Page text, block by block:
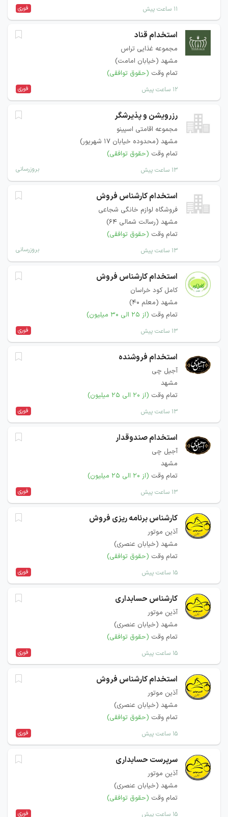
۱۱ ساعت پیش فوری
استخدام قناد
مجموعه غذایی تراس
مشهد (خیابان امامت)
تمام وقت (حقوق توافقی)
۱۲ ساعت پیش فوری
رزرویشن و پذیرشگر
مجموعه اقامتی اسپینو
مشهد (محدوده خیابان ۱۷ شهریور)
تمام وقت (حقوق توافقی)
۱۳ ساعت پیش بروزرسانی
استخدام کارشناس فروش
فروشگاه لوازم خانگی شجاعی
مشهد (رسالت شمالی 64)
تمام وقت (حقوق توافقی)
۱۳ ساعت پیش بروزرسانی
استخدام کارشناس فروش
کامل کود خراسان
مشهد (معلم 40)
تمام وقت (از ۲۵ الی ۳۰ میلیون)
۱۳ ساعت پیش فوری
استخدام فروشنده
آجیل چی
مشهد
تمام وقت (از ۲۰ الی ۲۵ میلیون)
۱۳ ساعت پیش فوری
استخدام صندوقدار
آجیل چی
مشهد
تمام وقت (از ۲۰ الی ۲۵ میلیون)
۱۳ ساعت پیش فوری
کارشناس برنامه ریزی فروش
آذین موتور
مشهد (خیابان عنصری)
تمام وقت (حقوق توافقی)
۱۵ ساعت پیش فوری
کارشناس حسابداری
آذین موتور
مشهد (خیابان عنصری)
تمام وقت (حقوق توافقی)
۱۵ ساعت پیش فوری
استخدام کارشناس فروش
آذین موتور
مشهد (خیابان عنصری)
تمام وقت (حقوق توافقی)
۱۵ ساعت پیش فوری
سرپرست حسابداری
آذین موتور
مشهد (خیابان عنصری)
تمام وقت (حقوق توافقی)
۱۵ ساعت پیش فوری